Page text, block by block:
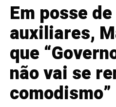
Em posse
auxiliares,
que
não vai se
comodismo”